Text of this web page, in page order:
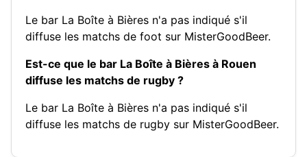
Le bar La Boîte à Bières n'a pas indiqué s'il
diffuse les matchs de foot sur MisterGoodBeer.
Est-ce que le bar La Boîte à Bières à Rouen
diffuse les matchs de rugby ?
Le bar La Boîte à Bières n'a pas indiqué s'il
diffuse les matchs de rugby sur MisterGoodBeer.